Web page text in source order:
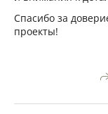
Спасибо за
проекты!